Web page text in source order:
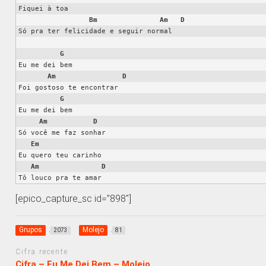
Fiquei à toa
Bm
Am
D
Só pra ter felicidade e seguir normal
G
Eu me dei bem
Am
D
Foi gostoso te encontrar
G
Eu me dei bem
Am
D
Só você me faz sonhar
Em
Eu quero teu carinho
Am
D
Tô louco pra te amar
[epico_capture_sc id=”898″]
Grupos 2073 Molejo 81
Cifra recente